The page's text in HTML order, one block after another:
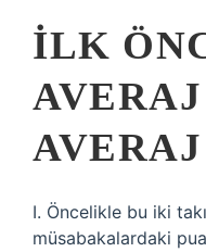
İLK
I. Öncelikle bu iki
müsabakalardaki